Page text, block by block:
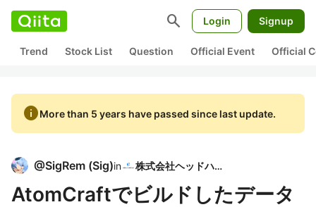
search Login Signup
Trend Stock List Question Official Event Official
infoMore than 5 years have passed since last update.
@SigRem (Sig)in 株式会社ヘッドハイ
AtomCraftでビルドしたデータ